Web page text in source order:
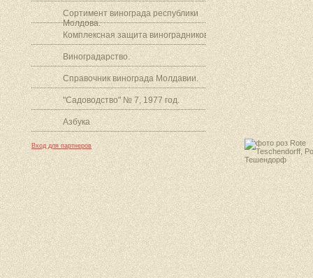
Сортимент винограда республики
Молдова.
Комплексная защита виноградников.
Виноградарство.
Справочник винограда Молдавии.
"Садоводство" № 7, 1977 год.
Азбука
Вход для партнеров